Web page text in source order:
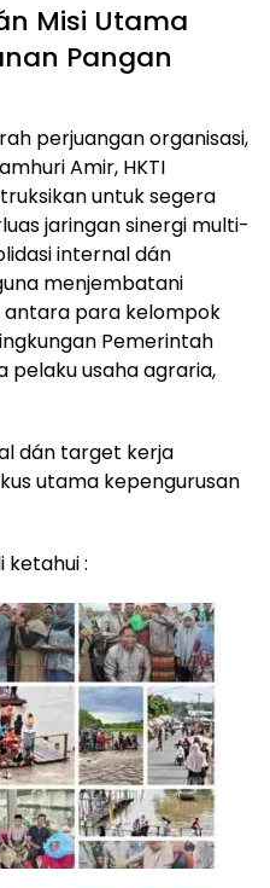
Misi Utama
Pangan
perjuangan organisasi,
Amir, HKTI
untuk segera
jaringan sinergi multi-
internal dán
menjembatani
antara para kelompok
Pemerintah
pelaku usaha agraria,
dán target kerja
utama kepengurusan
ketahui :